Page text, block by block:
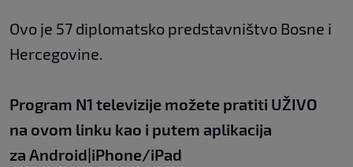
Ovo je 57 diplomatsko predstavništvo Bosne i
Hercegovine.
Program N1 televizije možete pratiti UŽIVO
na ovom linku kao i putem aplikacija
za Android iPhone/iPad